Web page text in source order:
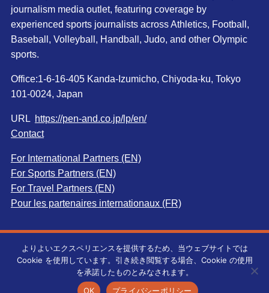
journalism media outlet, featuring coverage by
experienced sports journalists across Athletics, Football,
Baseball, Volleyball, Handball, Judo, and other Olympic
sports.
Office:1-6-16-405 Kanda-Izumicho, Chiyoda-ku, Tokyo
101-0024, Japan
URL https://pen-and.co.jp/lp/en/
Contact
For International Partners (EN)
For Sports Partners (EN)
For Travel Partners (EN)
Pour les partenaires internationaux (FR)
© Pen＆Co., Ltd. All rights reserved.無断転載を禁じます。
よりよいエクスペリエンスを提供するため、当ウェブサイトでは
Cookie を使用しています。引き続き閲覧する場合、Cookie の使用
を承諾したものとみなされます。
OK
プライバシーポリシー